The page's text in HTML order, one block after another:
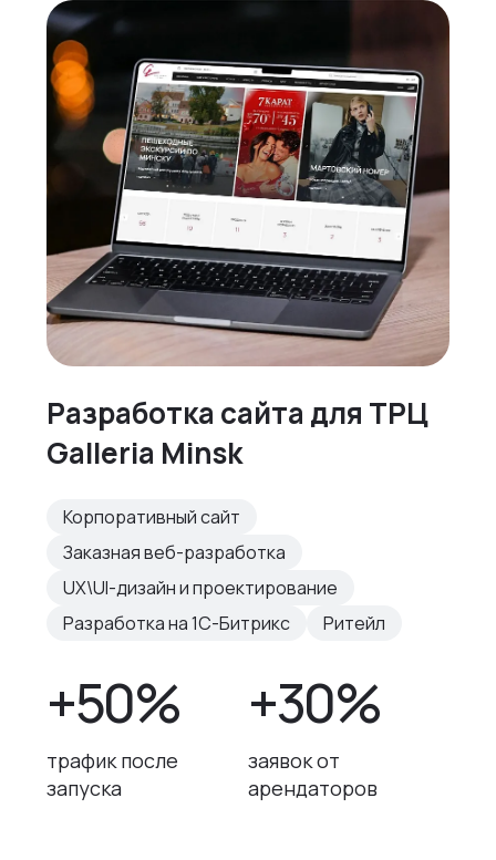
Разработка сайта для ТРЦ
Galleria Minsk
Корпоративный сайт
Заказная веб-разработка
UX\UI-дизайн и проектирование
Разработка на 1С-Битрикс
Ритейл
+50%
трафик после
запуска
+30%
заявок от
арендаторов